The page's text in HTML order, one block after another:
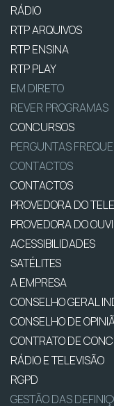
RÁDIO
RTP ARQUIVOS
RTP ENSINA
RTP PLAY
EM DIRETO
REVER PROGRAMAS
CONCURSOS
PERGUNTAS
CONTACTOS
CONTACTOS
PROVEDORA DO
PROVEDORA DO
ACESSIBILIDADES
SATÉLITES
A EMPRESA
CONSELHO GERAL
CONSELHO DE
CONTRATO DE
RÁDIO E TELEVISÃO
RGPD
GESTÃO DAS